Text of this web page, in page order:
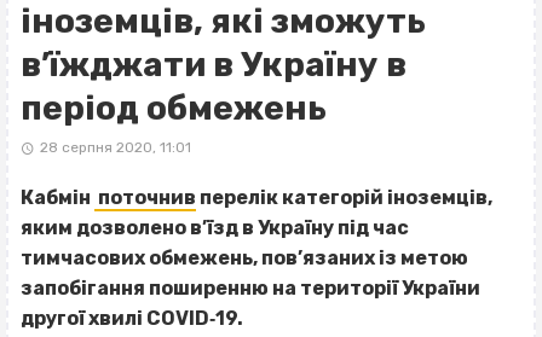
іноземців, які зможуть
в’їжджати в Україну в
період обмежень
28 серпня 2020, 11:01
Кабмін поточнив перелік категорій іноземців,
яким дозволено в’їзд в Україну під час
тимчасових обмежень, пов’язаних із метою
запобігання поширенню на території України
другої хвилі СОVID‐19.